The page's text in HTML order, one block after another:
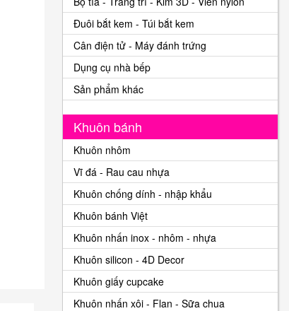
Đuôi bắt kem - Túi bắt kem
Cân điện tử - Máy đánh trứng
Dụng cụ nhà bếp
Sản phẩm khác
Khuôn bánh
Khuôn nhôm
Vĩ đá - Rau cau nhựa
Khuôn chống dính - nhập khẩu
Khuôn bánh Việt
Khuôn nhấn inox - nhôm - nhựa
Khuôn silicon - 4D Decor
Khuôn giấy cupcake
Khuôn nhấn xôi - Flan - Sữa chua